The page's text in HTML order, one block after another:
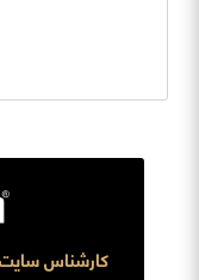
کارشناس سایت